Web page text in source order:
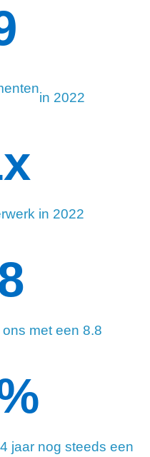
in 2022
in 2022
x
met een 8.8
jaar nog steeds een